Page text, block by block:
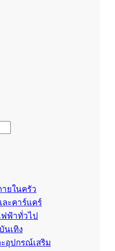
ยในครัว
ะคาร์แคร์
ฟฟ้าทั่วไป
นเทิง
อุปกรณ์เสริม